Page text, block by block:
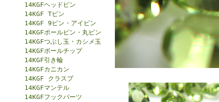
14KGFヘッドピン
14KGF Tピン
14KGF 9ピン・アイピン
14KGFボールピン・丸ピン
14KGFつぶし玉・カシメ玉
14KGFボールチップ
14KGF引き輪
14KGFカニカン
14KGF クラスプ
14KGFマンテル
14KGFフックパーツ